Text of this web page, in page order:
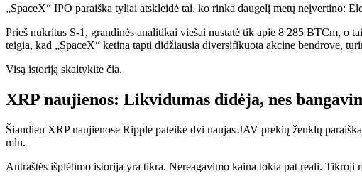
„SpaceX“ IPO paraiška tyliai atskleidė tai, ko rinka daugelį metų neįvertino:
Prieš nukritus S-1, grandinės analitikai viešai nustatė tik apie 8 285 BTCm, o
teigia, kad „SpaceX“ ketina tapti didžiausia diversifikuota akcine bendrove,
Visą istoriją skaitykite čia.
XRP naujienos: Likvidumas didėja, nes
Šiandien XRP naujienose Ripple pateikė dvi naujas JAV prekių ženklų
mln.
Antraštės išplėtimo istorija yra tikra. Nereagavimo kaina tokia pat reali.